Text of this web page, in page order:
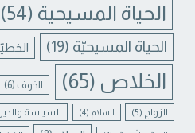
الحياة المسيحية (54)
الحياة المسيحيّة (19)
الخلاص (65) الخوف (6)
الزواج (5) السلام (4) السياسة